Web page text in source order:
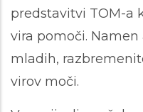
predstavitvi TOM-a
vira pomoči.
mladih,
virov moči.